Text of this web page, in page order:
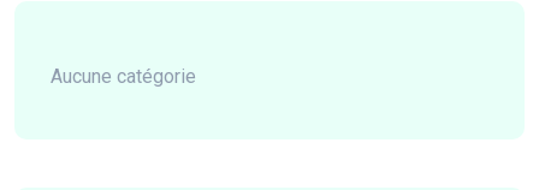
Aucune catégorie